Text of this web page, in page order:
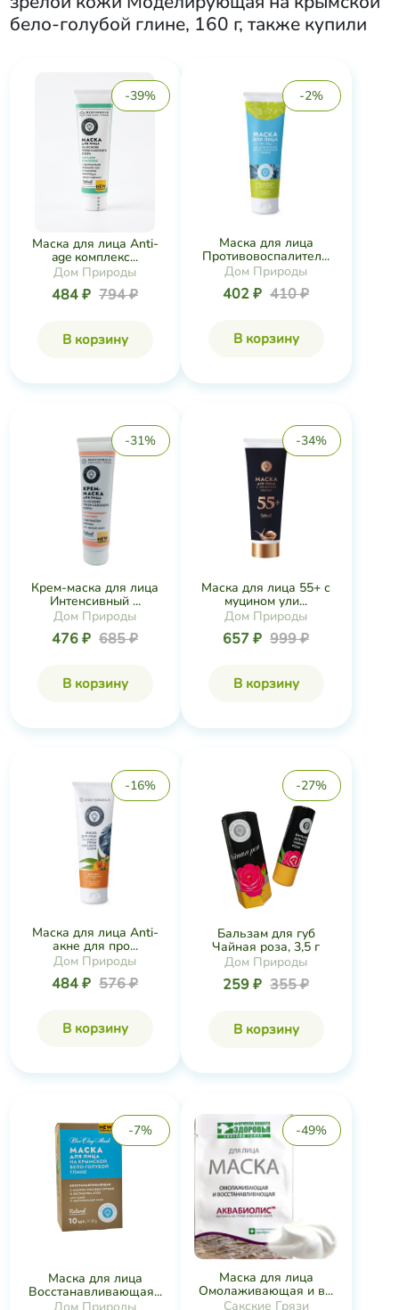
бело-голубой глине, 160 г, также купили
-39%
Маска для лица Anti-
age комплекс...
Дом Природы
484 ₽ 794 ₽
В корзину
-2%
Маска для лица
Противовоспалител...
Дом Природы
402 ₽ 410 ₽
В корзину
-31%
Крем-маска для лица
Интенсивный ...
Дом Природы
476 ₽ 685 ₽
В корзину
-34%
Маска для лица 55+ с
муцином ули...
Дом Природы
657 ₽ 999 ₽
В корзину
-16%
Маска для лица Anti-
акне для про...
Дом Природы
484 ₽ 576 ₽
В корзину
-27%
Бальзам для губ
Чайная роза, 3,5 г
Дом Природы
259 ₽ 355 ₽
В корзину
-7%
Маска для лица
Восстанавливающая...
Дом Природы
-49%
Маска для лица
Омолаживающая и в...
Сакские Грязи